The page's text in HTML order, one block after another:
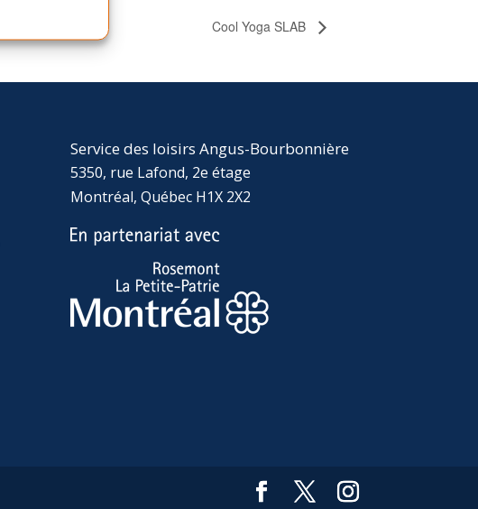
Cool Yoga SLAB
Service des loisirs Angus-Bourbonnière
5350, rue Lafond, 2e étage
Montréal, Québec H1X 2X2